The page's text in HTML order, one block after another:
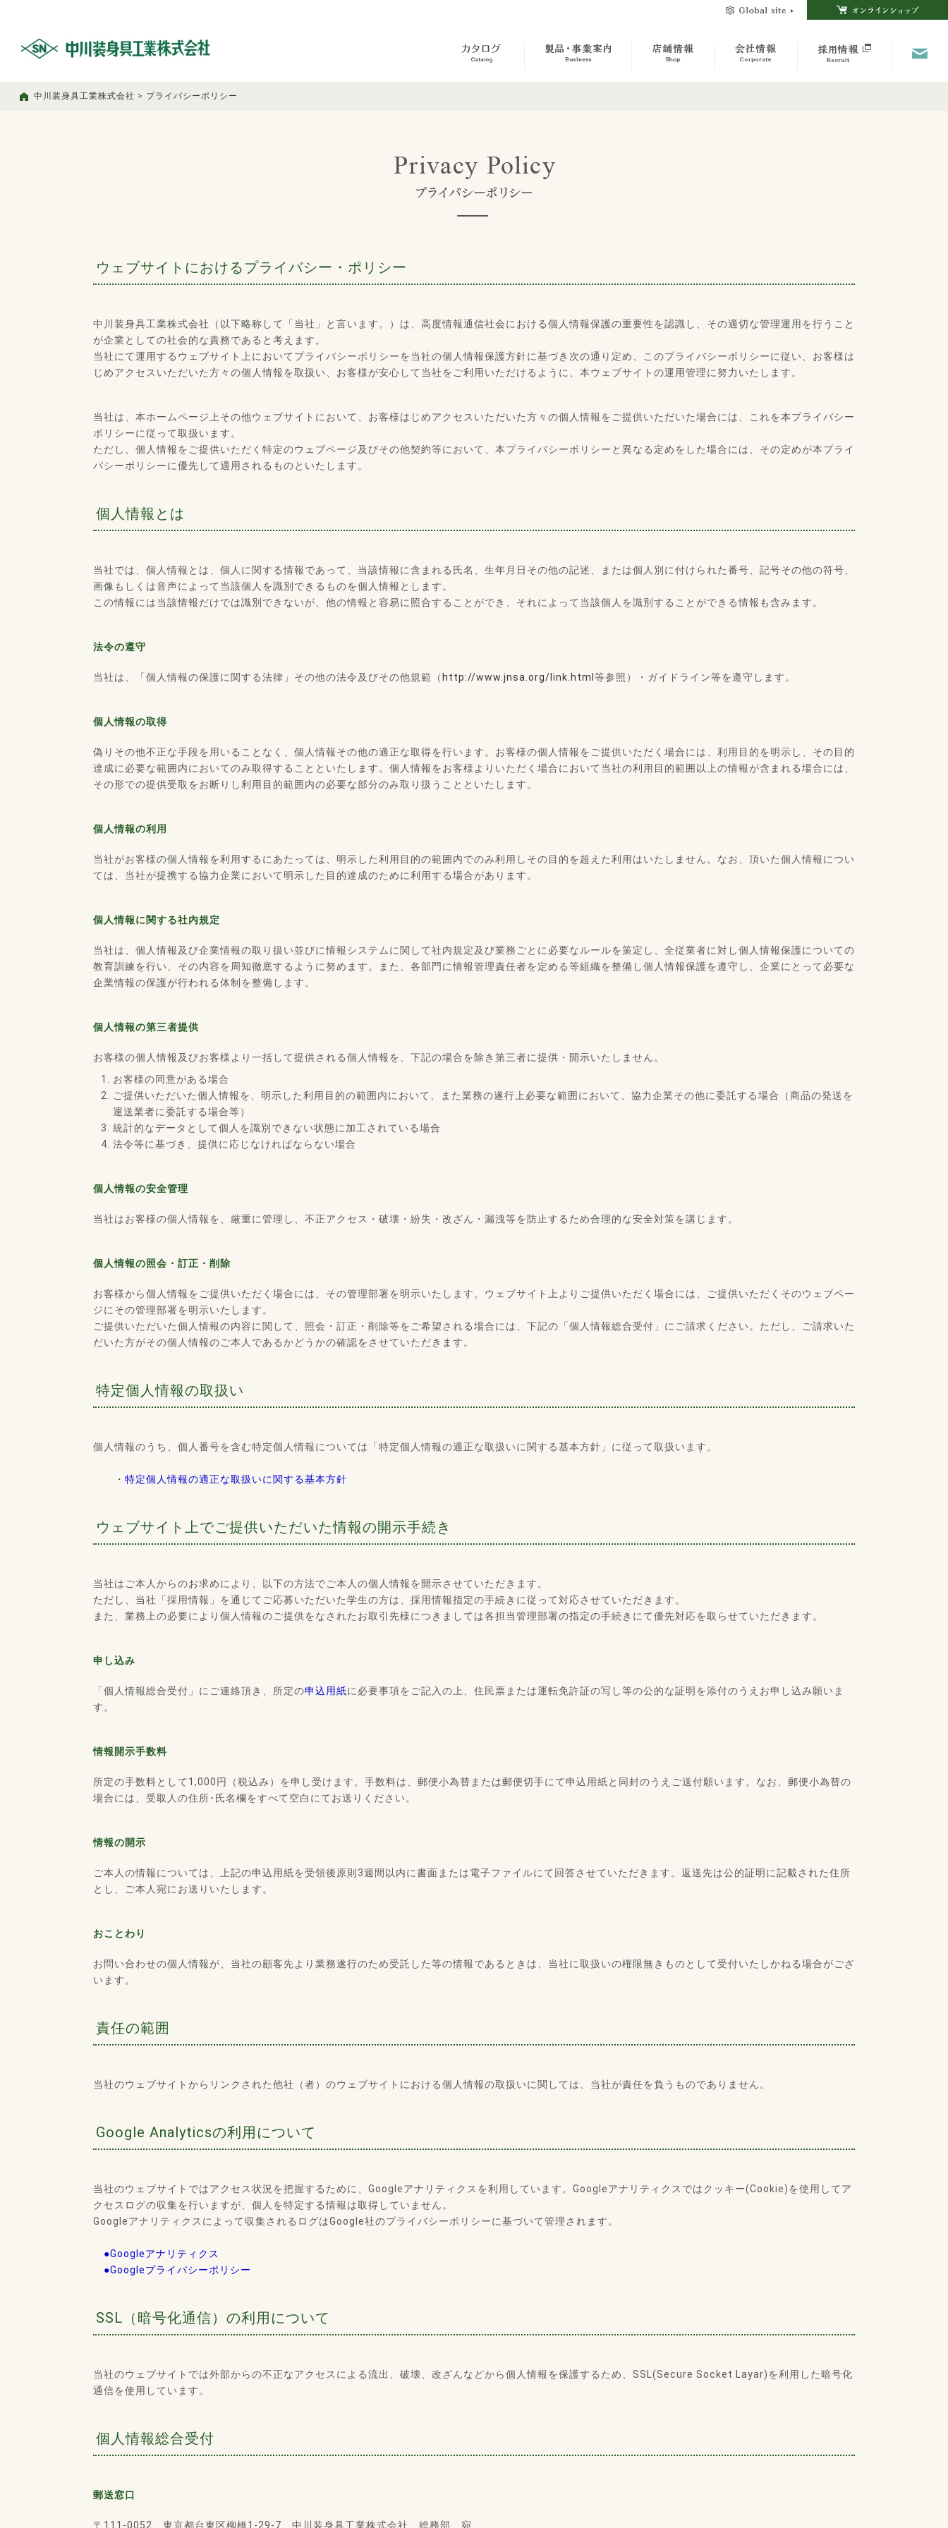
中川装身具工業株式会社 > プライバシーポリシー
ウェブサイトにおけるプライバシー・ポリシー
中川装身具工業株式会社（以下略称して「当社」と言います。）は、高度情報通信社会における個人情報保護の重要性を認識し、その適切な管理運用を行うこと
が企業としての社会的な責務であると考えます。
当社にて運用するウェブサイト上においてプライバシーポリシーを当社の個人情報保護方針に基づき次の通り定め、このプライバシーポリシーに従い、お客様は
じめアクセスいただいた方々の個人情報を取扱い、お客様が安心して当社をご利用いただけるように、本ウェブサイトの運用管理に努力いたします。
当社は、本ホームページ上その他ウェブサイトにおいて、お客様はじめアクセスいただいた方々の個人情報をご提供いただいた場合には、これを本プライバシー
ポリシーに従って取扱います。
ただし、個人情報をご提供いただく特定のウェブページ及びその他契約等において、本プライバシーポリシーと異なる定めをした場合には、その定めが本プライ
バシーポリシーに優先して適用されるものといたします。
個人情報とは
当社では、個人情報とは、個人に関する情報であって、当該情報に含まれる氏名、生年月日その他の記述、または個人別に付けられた番号、記号その他の符号、
画像もしくは音声によって当該個人を識別できるものを個人情報とします。
この情報には当該情報だけでは識別できないが、他の情報と容易に照合することができ、それによって当該個人を識別することができる情報も含みます。
法令の遵守
当社は、「個人情報の保護に関する法律」その他の法令及びその他規範（ http://www.jnsa.org/link.html 等参照）・ガイドライン等を遵守します。
個人情報の取得
偽りその他不正な手段を用いることなく、個人情報その他の適正な取得を行います。お客様の個人情報をご提供いただく場合には、利用目的を明示し、その目的
達成に必要な範囲内においてのみ取得することといたします。個人情報をお客様よりいただく場合において当社の利用目的範囲以上の情報が含まれる場合には、
その形での提供受取をお断りし利用目的範囲内の必要な部分のみ取り扱うことといたします。
個人情報の利用
当社がお客様の個人情報を利用するにあたっては、明示した利用目的の範囲内でのみ利用しその目的を超えた利用はいたしません。なお、頂いた個人情報につい
ては、当社が提携する協力企業において明示した目的達成のために利用する場合があります。
個人情報に関する社内規定
当社は、個人情報及び企業情報の取り扱い並びに情報システムに関して社内規定及び業務ごとに必要なルールを策定し、全従業者に対し個人情報保護についての
教育訓練を行い、その内容を周知徹底するように努めます。また、各部門に情報管理責任者を定める等組織を整備し個人情報保護を遵守し、企業にとって必要な
企業情報の保護が行われる体制を整備します。
個人情報の第三者提供
お客様の個人情報及びお客様より一括して提供される個人情報を、下記の場合を除き第三者に提供・開示いたしません。
お客様の同意がある場合
ご提供いただいた個人情報を、明示した利用目的の範囲内において、また業務の遂行上必要な範囲において、協力企業その他に委託する場合（商品の発送を
運送業者に委託する場合等）
統計的なデータとして個人を識別できない状態に加工されている場合
法令等に基づき、提供に応じなければならない場合
個人情報の安全管理
当社はお客様の個人情報を、厳重に管理し、不正アクセス・破壊・紛失・改ざん・漏洩等を防止するため合理的な安全対策を講じます。
個人情報の照会・訂正・削除
お客様から個人情報をご提供いただく場合には、その管理部署を明示いたします。ウェブサイト上よりご提供いただく場合には、ご提供いただくそのウェブペー
ジにその管理部署を明示いたします。
ご提供いただいた個人情報の内容に関して、照会・訂正・削除等をご希望される場合には、下記の「個人情報総合受付」にご請求ください。ただし、ご請求いた
だいた方がその個人情報のご本人であるかどうかの確認をさせていただきます。
特定個人情報の取扱い
個人情報のうち、個人番号を含む特定個人情報については「特定個人情報の適正な取扱いに関する基本方針」に従って取扱います。
・ 特定個人情報の適正な取扱いに関する基本方針
ウェブサイト上でご提供いただいた情報の開示手続き
当社はご本人からのお求めにより、以下の方法でご本人の個人情報を開示させていただきます。
ただし、当社「採用情報」を通じてご応募いただいた学生の方は、採用情報指定の手続きに従って対応させていただきます。
また、業務上の必要により個人情報のご提供をなされたお取引先様につきましては各担当管理部署の指定の手続きにて優先対応を取らせていただきます。
申し込み
「個人情報総合受付」にご連絡頂き、所定の申込用紙に必要事項をご記入の上、住民票または運転免許証の写し等の公的な証明を添付のうえお申し込み願いま
す。
情報開示手数料
所定の手数料として1,000円（税込み）を申し受けます。手数料は、郵便小為替または郵便切手にて申込用紙と同封のうえご送付願います。なお、郵便小為替の
場合には、受取人の住所･氏名欄をすべて空白にてお送りください。
情報の開示
ご本人の情報については、上記の申込用紙を受領後原則3週間以内に書面または電子ファイルにて回答させていただきます。返送先は公的証明に記載された住所
とし、ご本人宛にお送りいたします。
おことわり
お問い合わせの個人情報が、当社の顧客先より業務遂行のため受託した等の情報であるときは、当社に取扱いの権限無きものとして受付いたしかねる場合がござ
います。
責任の範囲
当社のウェブサイトからリンクされた他社（者）のウェブサイトにおける個人情報の取扱いに関しては、当社が責任を負うものでありません。
Google Analyticsの利用について
当社のウェブサイトではアクセス状況を把握するために、Googleアナリティクスを利用しています。Googleアナリティクスではクッキー(Cookie)を使用してア
クセスログの収集を行いますが、個人を特定する情報は取得していません。
Googleアナリティクスによって収集されるログはGoogle社のプライバシーポリシーに基づいて管理されます。
●Googleアナリティクス
●Googleプライバシーポリシー
SSL（暗号化通信）の利用について
当社のウェブサイトでは外部からの不正なアクセスによる流出、破壊、改ざんなどから個人情報を保護するため、SSL(Secure Socket Layar)を利用した暗号化
通信を使用しています。
個人情報総合受付
郵送窓口
〒111-0052 東京都台東区柳橋1-29-7 中川装身具工業株式会社 総務部 宛